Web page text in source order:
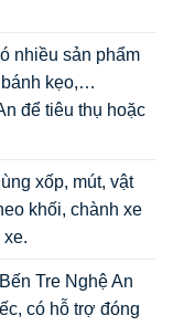
nhiều sản phẩm
bánh kẹo,…
để tiêu thụ hoặc
xốp, mút, vật
khối, chành xe
Tre Nghệ An
có hỗ trợ đóng